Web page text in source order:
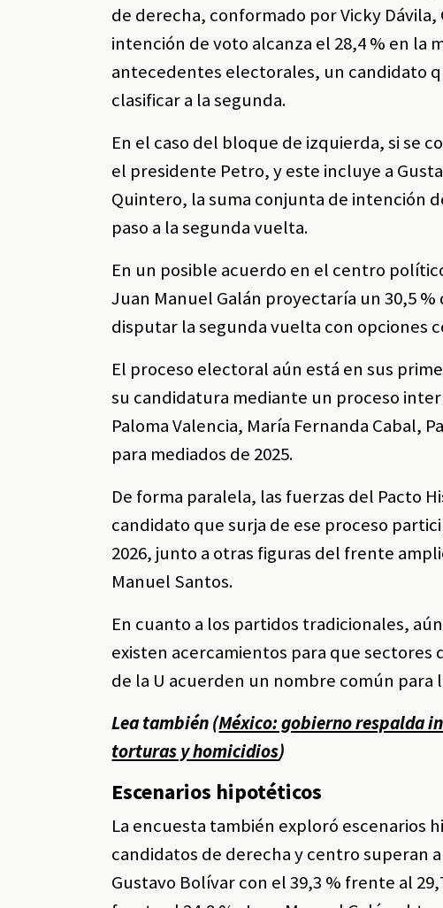
de derecha, conformado por Vicky
intención de voto alcanza el 28,4 % en la
antecedentes electorales, un candidato
clasificar a la segunda.
En el caso del bloque de izquierda, si se
el presidente Petro, y este incluye a
Quintero, la suma conjunta de intención
paso a la segunda vuelta.
En un posible acuerdo en el centro
Juan Manuel Galán proyectaría un 30,5
disputar la segunda vuelta con opciones
El proceso electoral aún está en sus
su candidatura mediante un proceso
Paloma Valencia, María Fernanda Cabal,
para mediados de 2025.
De forma paralela, las fuerzas del Pacto
candidato que surja de ese proceso
2026, junto a otras figuras del frente
Manuel Santos.
En cuanto a los partidos tradicionales,
existen acercamientos para que
de la U acuerden un nombre común para
Lea también (México: gobierno respalda
torturas y homicidios)
Escenarios hipotéticos
La encuesta también exploró escenarios
candidatos de derecha y centro superan
Gustavo Bolívar con el 39,3 % frente al